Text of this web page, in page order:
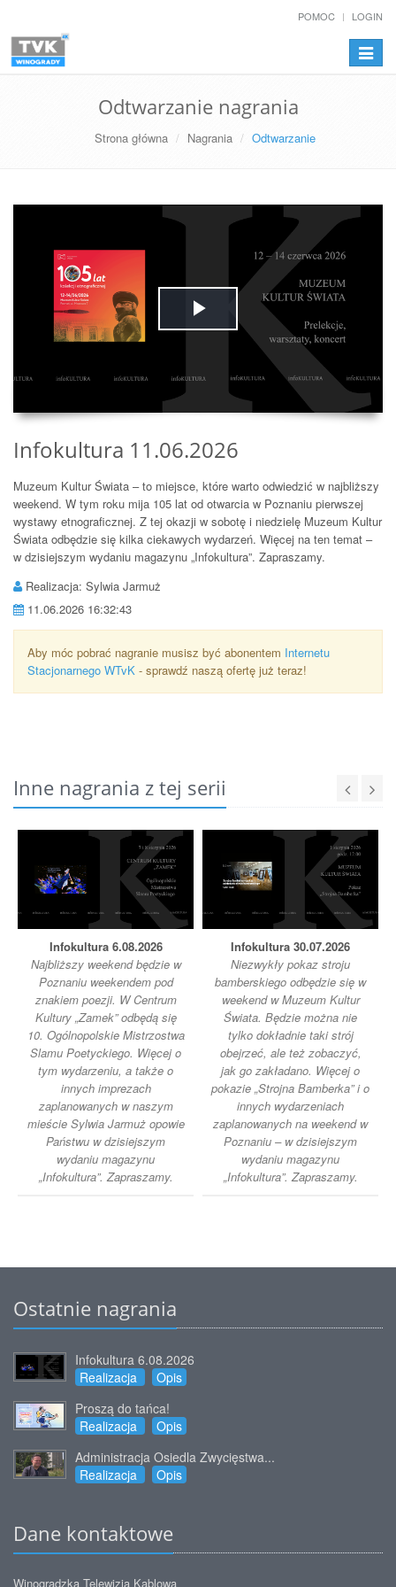
POMOC LOGIN
Odtwarzanie nagrania
Strona główna Nagrania Odtwarzanie
Play
Video
Infokultura 11.06.2026
Muzeum Kultur Świata – to miejsce, które warto odwiedzić w najbliższy
weekend. W tym roku mija 105 lat od otwarcia w Poznaniu pierwszej
wystawy etnograficznej. Z tej okazji w sobotę i niedzielę Muzeum Kultur
Świata odbędzie się kilka ciekawych wydarzeń. Więcej na ten temat –
w dzisiejszym wydaniu magazynu „Infokultura”. Zapraszamy.
Realizacja: Sylwia Jarmuż
11.06.2026 16:32:43
Aby móc pobrać nagranie musisz być abonentem Internetu
Stacjonarnego WTvK - sprawdź naszą ofertę już teraz!
Inne nagrania z tej serii
Infokultura 6.08.2026
Najbliższy weekend będzie w
Poznaniu weekendem pod
znakiem poezji. W Centrum
Kultury „Zamek” odbędą się
10. Ogólnopolskie Mistrzostwa
Slamu Poetyckiego. Więcej o
tym wydarzeniu, a także o
innych imprezach
zaplanowanych w naszym
mieście Sylwia Jarmuż opowie
Państwu w dzisiejszym
wydaniu magazynu
„Infokultura”. Zapraszamy.
Infokultura 30.07.2026
Niezwykły pokaz stroju
bamberskiego odbędzie się w
weekend w Muzeum Kultur
Świata. Będzie można nie
tylko dokładnie taki strój
obejrzeć, ale też zobaczyć,
jak go zakładano. Więcej o
pokazie „Strojna Bamberka” i o
innych wydarzeniach
zaplanowanych na weekend w
Poznaniu – w dzisiejszym
wydaniu magazynu
„Infokultura”. Zapraszamy.
Ostatnie nagrania
Infokultura 6.08.2026
Realizacja
Opis
Proszą do tańca!
Realizacja
Opis
Administracja Osiedla Zwycięstwa...
Realizacja
Opis
Dane kontaktowe
Winogradzka Telewizja Kablowa